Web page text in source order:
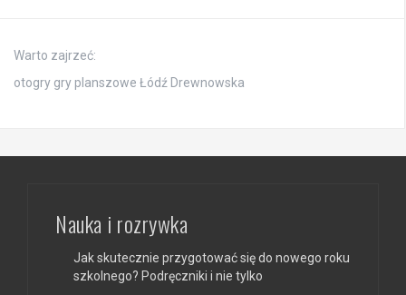
Warto zajrzeć:
otogry gry planszowe Łódź Drewnowska
Nauka i rozrywka
Jak skutecznie przygotować się do nowego roku
szkolnego? Podręczniki i nie tylko